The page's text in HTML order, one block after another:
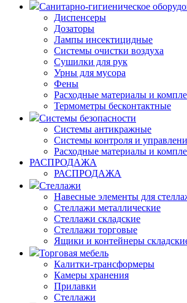
Санитарно-гигиеническое
Диспенсеры
Дозаторы
Лампы инсектицидные
Системы очистки воздуха
Сушилки для рук
Урны для мусора
Фены
Расходные материалы и
Термометры бесконтактные
Системы безопасности
Системы антикражные
Системы контроля и
Расходные материалы и
РАСПРОДАЖА
РАСПРОДАЖА
Стеллажи
Навесные элементы для
Стеллажи металлические
Стеллажи складские
Стеллажи торговые
Ящики и контейнеры
Торговая мебель
Калитки-трансформеры
Камеры хранения
Прилавки
Стеллажи